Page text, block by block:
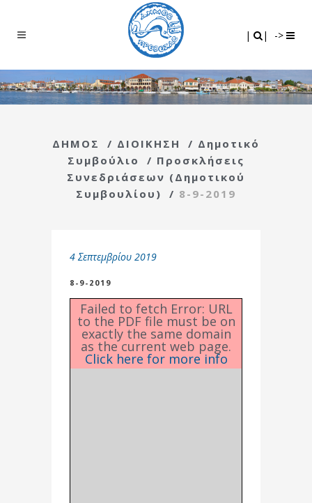
| | ->
ΔΗΜΟΣ / ΔΙΟΙΚΗΣΗ / Δημοτικό
Συμβούλιο
/ Προσκλήσεις
Συνεδριάσεων (Δημοτικού
Συμβουλίου)
/ 8-9-2019
4 Σεπτεμβρίου 2019
8-9-2019
Failed to fetch Error: URL
to the PDF file must be on
exactly the same domain
as the current web page.
Click here for more info